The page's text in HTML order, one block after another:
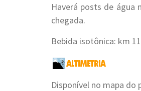
Haverá posts de água
chegada.
Bebida isotônica: km
Disponível no mapa do